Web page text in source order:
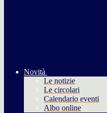
Novità
Le notizie
Le circolari
Calendario eventi
Albo online